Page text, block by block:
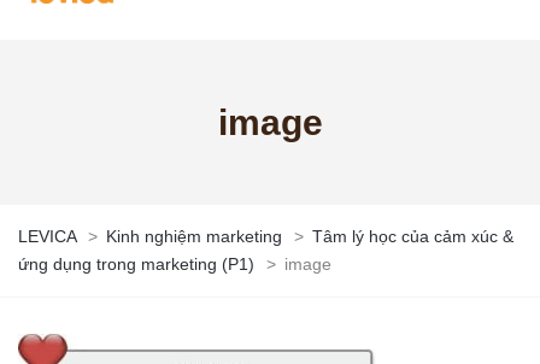
image
LEVICA > Kinh nghiệm marketing > Tâm lý học của cảm xúc &
ứng dụng trong marketing (P1)
> image